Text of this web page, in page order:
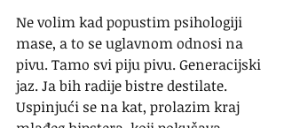
Ne volim kad popustim psihologiji
mase, a to se uglavnom odnosi na
pivu. Tamo svi piju pivu. Generacijski
jaz. Ja bih radije bistre destilate.
Uspinjući se na kat, prolazim kraj